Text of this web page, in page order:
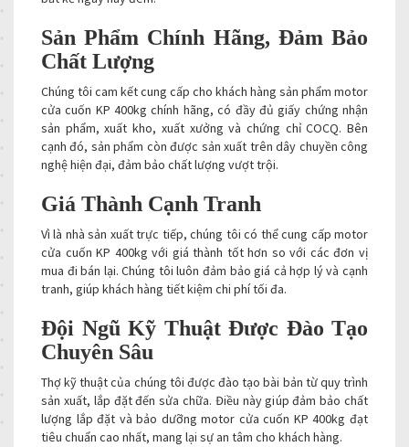
Sản Phẩm Chính Hãng, Đảm Bảo
Chất Lượng
Chúng tôi cam kết cung cấp cho khách hàng sản phẩm motor
cửa cuốn KP 400kg chính hãng, có đầy đủ giấy chứng nhận
sản phẩm, xuất kho, xuất xưởng và chứng chỉ COCQ. Bên
cạnh đó, sản phẩm còn được sản xuất trên dây chuyền công
nghệ hiện đại, đảm bảo chất lượng vượt trội.
Giá Thành Cạnh Tranh
Vì là nhà sản xuất trực tiếp, chúng tôi có thể cung cấp motor
cửa cuốn KP 400kg với giá thành tốt hơn so với các đơn vị
mua đi bán lại. Chúng tôi luôn đảm bảo giá cả hợp lý và cạnh
tranh, giúp khách hàng tiết kiệm chi phí tối đa.
Đội Ngũ Kỹ Thuật Được Đào Tạo
Chuyên Sâu
Thợ kỹ thuật của chúng tôi được đào tạo bài bản từ quy trình
sản xuất, lắp đặt đến sửa chữa. Điều này giúp đảm bảo chất
lượng lắp đặt và bảo dưỡng motor cửa cuốn KP 400kg đạt
tiêu chuẩn cao nhất, mang lại sự an tâm cho khách hàng.